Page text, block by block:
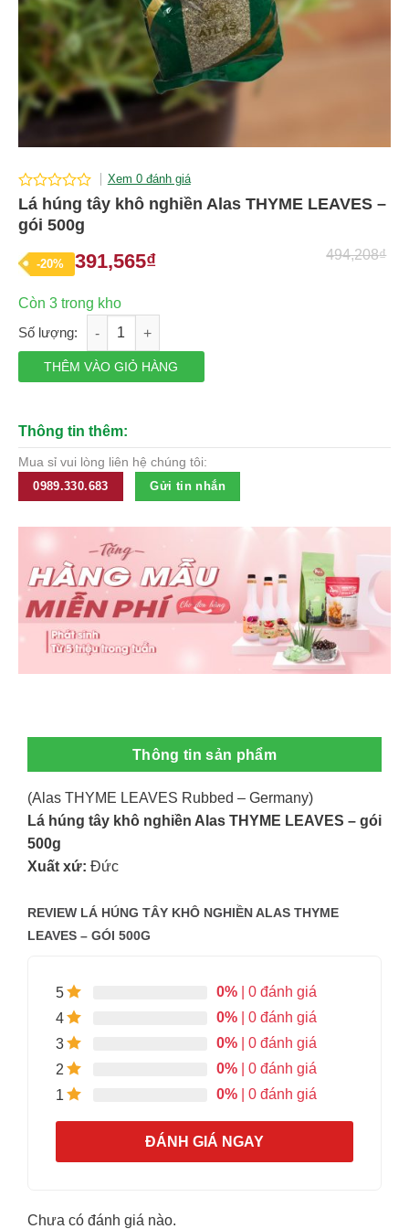
0
out
of
Xem 0 đánh giá
Lá húng tây khô nghiền Alas THYME LEAVES –
gói 500g
-20%
494,208₫
Giá
là:
494,208₫.
391,565₫Giá
tại
391,565₫.
Còn 3 trong kho
Lá húng tây khô nghiền Alas THYME LEAVES - gói 500g số
THÊM VÀO GIỎ HÀNG
Thông tin thêm:
Mua sỉ vui lòng liên hệ chúng tôi:
0989.330.683
Gửi tin nhắn
Thông tin sản phẩm
(Alas THYME LEAVES Rubbed – Germany)
Lá húng tây khô nghiền Alas THYME LEAVES – gói
500g
Xuất xứ: Đức
REVIEW LÁ HÚNG TÂY KHÔ NGHIỀN ALAS THYME
LEAVES – GÓI 500G
5 0% | 0 đánh giá
4
0% | 0 đánh giá
3
0% | 0 đánh giá
2
0% | 0 đánh giá
1
0% | 0 đánh giá
ĐÁNH GIÁ NGAY
Chưa có đánh giá nào.